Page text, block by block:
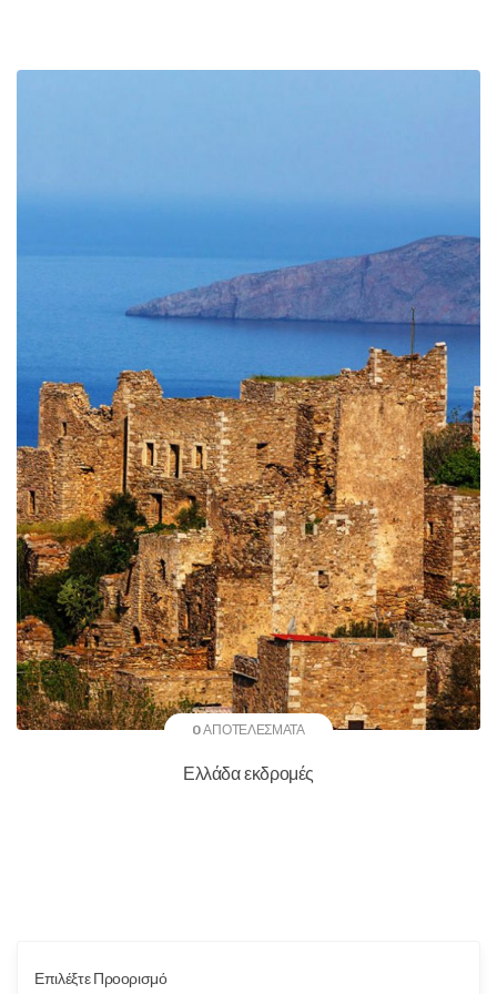
0 ΑΠΟΤΕΛΈΣΜΑΤΑ
Ελλάδα εκδρομές
Επιλέξτε Προορισμό